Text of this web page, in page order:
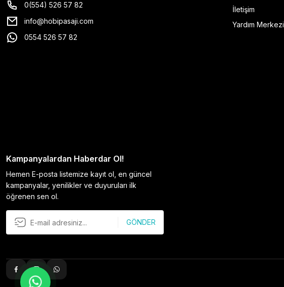
0(554) 526 57 82
info@hobipasaji.com
0554 526 57 82
İletişim
Yardım Merkezi
Kampanyalardan Haberdar Ol!
Hemen E-posta listemize kayıt ol, en güncel
kampanyalar, yenilikler ve duyuruları ilk
öğrenen sen ol.
GÖNDER